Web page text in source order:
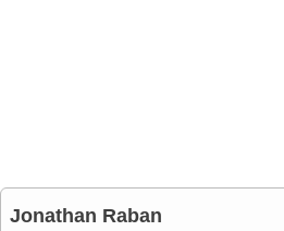
Jonathan Raban